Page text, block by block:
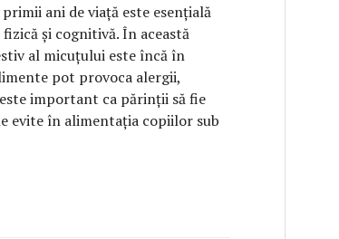
ani de viață este esențială
și cognitivă. În această
al micuțului este încă în
pot provoca alergii,
important ca părinții să fie
evite în alimentația copiilor sub